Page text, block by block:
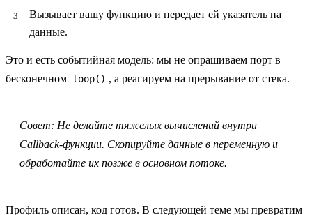
Вызывает вашу функцию и передает ей указатель на
данные.
Это и есть событийная модель: мы не опрашиваем порт в
бесконечном loop() , а реагируем на прерывание от стека.
Совет: Не делайте тяжелых вычислений внутри
Callback-функции. Скопируйте данные в переменную и
обработайте их позже в основном потоке.
Профиль описан, код готов. В следующей теме мы превратим